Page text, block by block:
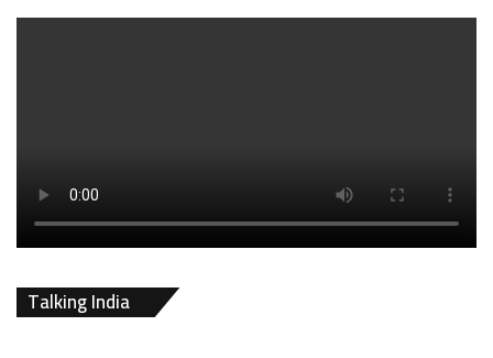
Talking India